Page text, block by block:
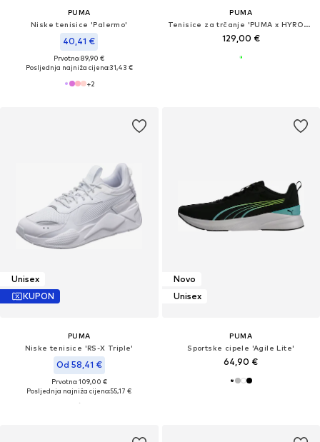
PUMA
Niske tenisice 'Palermo'
40,41 €
Prvotno: 89,90 €
Posljednja najniža cijena:31,43 €
+2
PUMA
Tenisice za trčanje 'PUMA x HYROX Activate NITRO™'
129,00 €
Unisex
KUPON
PUMA
Niske tenisice 'RS-X Triple'
Od 58,41 €
Prvotno: 109,00 €
Posljednja najniža cijena:55,17 €
Novo
Unisex
PUMA
Sportske cipele 'Agile Lite'
64,90 €